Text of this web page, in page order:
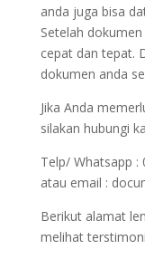
anda juga bisa
Setelah
cepat dan tepat.
dokumen anda
Jika Anda
silakan hubungi
Telp/ Whatsapp :
atau email :
Berikut alamat
melihat